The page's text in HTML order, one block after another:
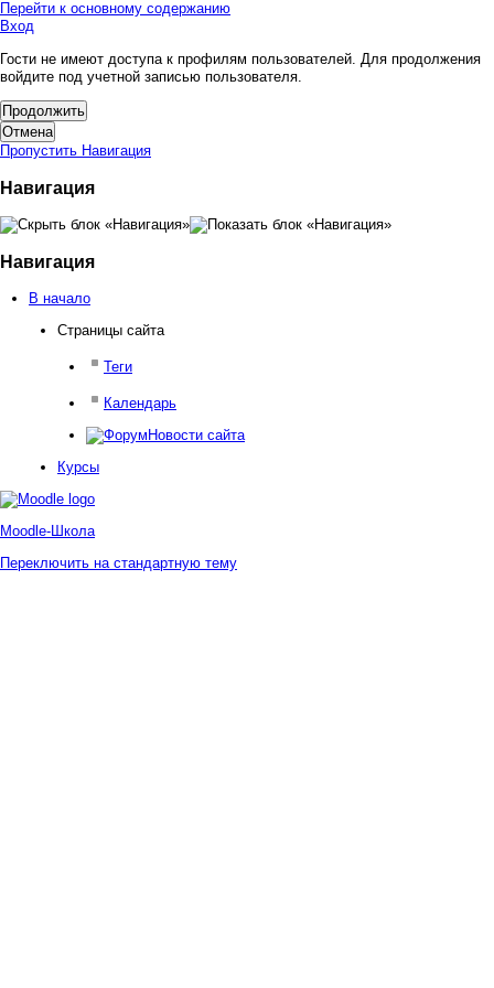
Перейти к основному содержанию
Вход
Гости не имеют доступа к профилям пользователей. Для продолжения
войдите под учетной записью пользователя.
Пропустить Навигация
Навигация
Навигация
В начало
Страницы сайта
Теги
Календарь
Новости сайта
Курсы
Moodle-Школа
Переключить на стандартную тему